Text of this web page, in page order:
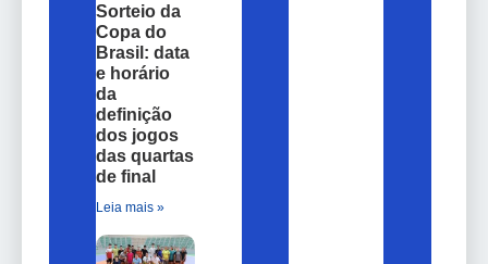
Sorteio da
Copa do
Brasil: data
e horário
da
definição
dos jogos
das quartas
de final
Leia mais »